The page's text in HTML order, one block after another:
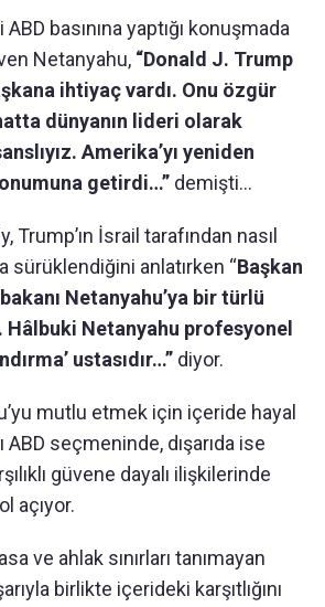
basınına yaptığı konuşmada
Netanyahu, “Donald J. Trump
ihtiyaç vardı. Onu özgür
dünyanın lideri olarak
Amerika’yı yeniden
getirdi…” demişti…
Trump’ın İsrail tarafından nasıl
sürüklendiğini anlatırken “Başkan
Netanyahu’ya bir türlü
Hâlbuki Netanyahu profesyonel
ustasıdır…” diyor.
mutlu etmek için içeride hayal
ABD seçmeninde, dışarıda ise
güvene dayalı ilişkilerinde
açıyor.
ve ahlak sınırları tanımayan
birlikte içerideki karşıtlığını